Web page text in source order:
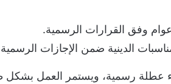
وفق القرارات الرسمية.
الدينية ضمن الإجازات
عطلة رسمية، ويستمر العمل بشكل